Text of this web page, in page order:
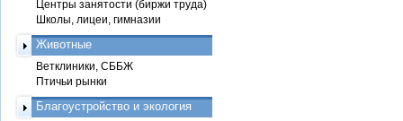
Центры занятости (биржи труда)
Школы, лицеи, гимназии
Животные
Ветклиники, СББЖ
Птичьи рынки
Благоустройство и экология